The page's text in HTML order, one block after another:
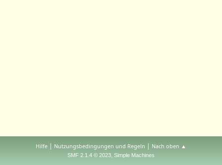
Hilfe | Nutzungsbedingungen und Regeln | Nach oben ▲
SMF 2.1.4 © 2023, Simple Machines